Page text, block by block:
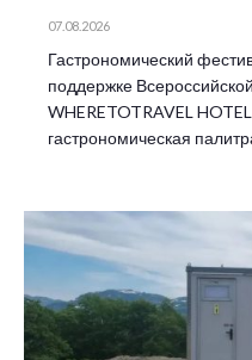
07.08.2026
Гастрономический
поддержке
WHERETOTRAVEL
гастрономическая